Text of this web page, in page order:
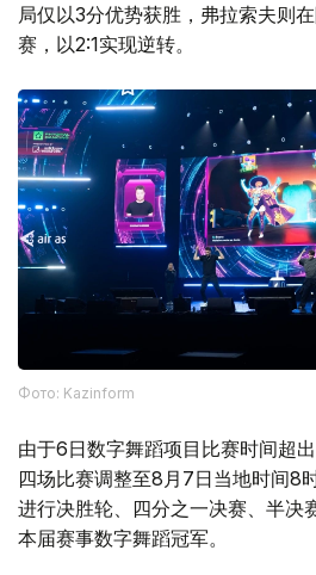
局仅以3分优势获胜，弗拉索夫则
赛，以2:1实现逆转。
Фото: Kazinform
由于6日数字舞蹈项目比赛时间超
四场比赛调整至8月7日当地时间8
进行决胜轮、四分之一决赛、半决
本届赛事数字舞蹈冠军。